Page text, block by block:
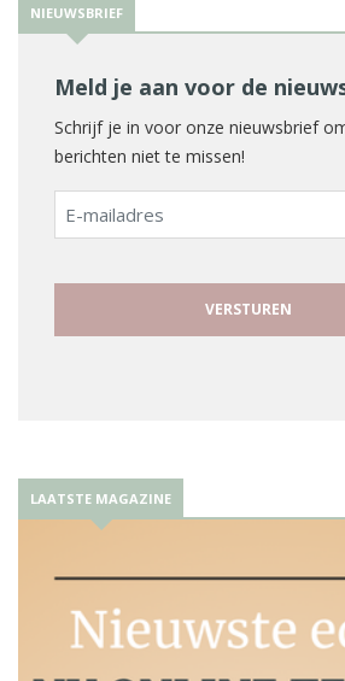
NIEUWSBRIEF
Meld je aan voor de
Schrijf je in voor onze nieuwsbrief
berichten niet te missen!
E-
mailadres
LAATSTE MAGAZINE